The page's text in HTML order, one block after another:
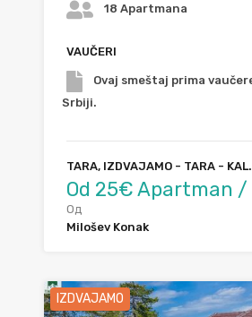
18 Apartmana
VAUČERI
Ovaj smeštaj prima
Srbiji.
TARA, IZDVAJAMO - TARA -
Od 25€ Apartman /
Од
Milošev Konak
IZDVAJAMO